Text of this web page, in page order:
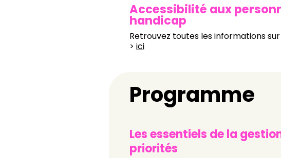
Accessibilité aux
handicap
Retrouvez toutes les informations
> ici
Programme
Les essentiels de la
priorités